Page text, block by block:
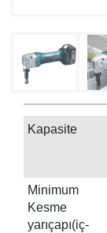
Kapasite
Minimum
Kesme
yarıçapı(iç-